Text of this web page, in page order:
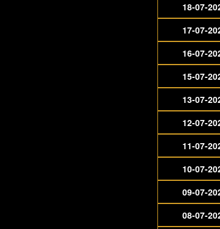
18-07-
17-07-
16-07-
15-07-
13-07-
12-07-
11-07-
10-07-
09-07-
08-07-